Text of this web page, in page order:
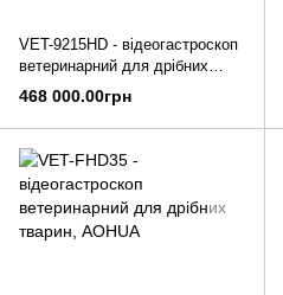
VET-9215HD - відеогастроскоп
ветеринарний для дрібних
тварин, AOHUA
468 000.00грн